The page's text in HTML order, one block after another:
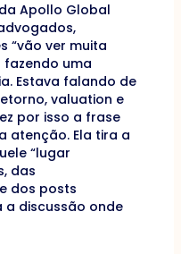
Apollo Global
“vão ver muita
fazendo uma
Estava falando de
valuation e
por isso a frase
atenção. Ela tira a
“lugar
das
dos posts
a discussão onde